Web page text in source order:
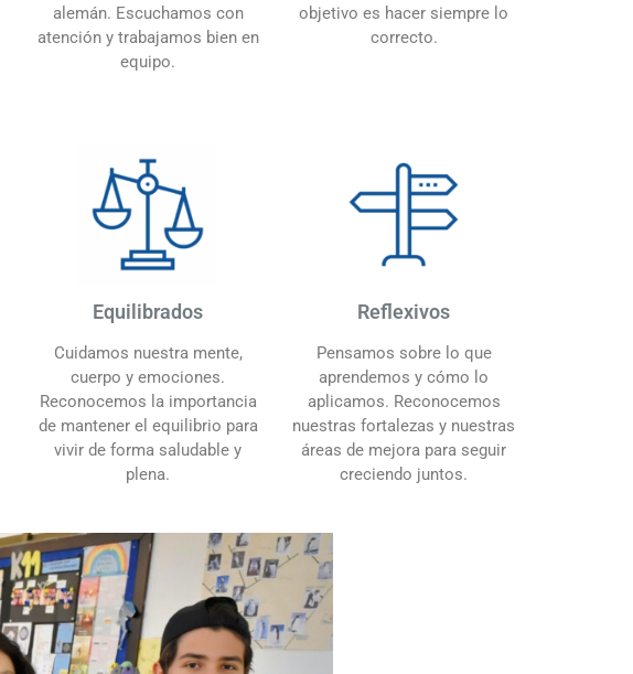
alemán. Escuchamos con
atención y trabajamos bien en
equipo.
objetivo es hacer siempre lo
correcto.
Equilibrados
Cuidamos nuestra mente,
cuerpo y emociones.
Reconocemos la importancia
de mantener el equilibrio para
vivir de forma saludable y
plena.
Reflexivos
Pensamos sobre lo que
aprendemos y cómo lo
aplicamos. Reconocemos
nuestras fortalezas y nuestras
áreas de mejora para seguir
creciendo juntos.